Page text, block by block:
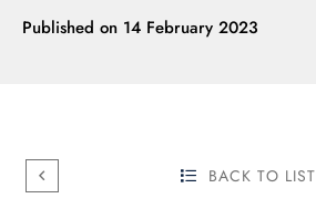
Published on 14 February 2023
BACK TO LIST